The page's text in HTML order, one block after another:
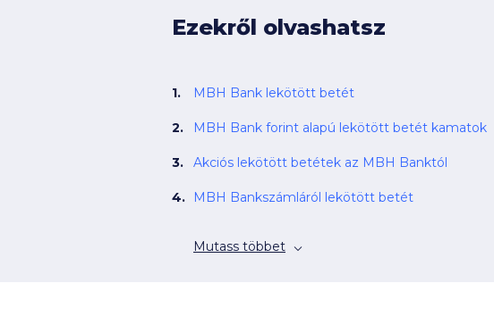
Ezekről olvashatsz
MBH Bank lekötött betét
MBH Bank forint alapú lekötött betét kamatok
Akciós lekötött betétek az MBH Banktól
MBH Bankszámláról lekötött betét
Mutass többet